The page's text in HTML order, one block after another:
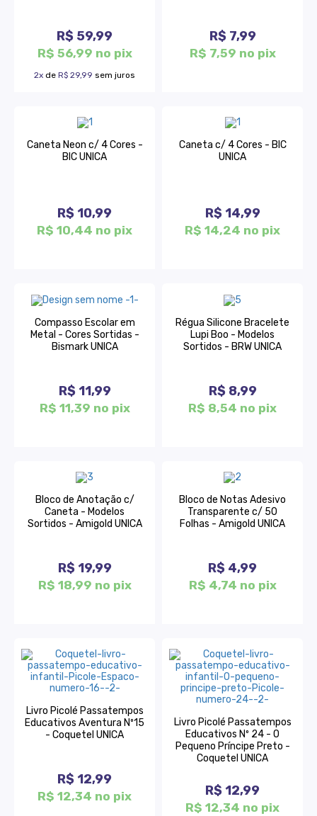
R$ 59,99
R$ 56,99 no pix
2x de R$ 29,99 sem juros
R$ 7,99
R$ 7,59 no pix
Caneta Neon c/ 4 Cores -
BIC UNICA
R$ 10,99
R$ 10,44 no pix
Caneta c/ 4 Cores - BIC
UNICA
R$ 14,99
R$ 14,24 no pix
Compasso Escolar em
Metal - Cores Sortidas -
Bismark UNICA
R$ 11,99
R$ 11,39 no pix
Régua Silicone Bracelete
Lupi Boo - Modelos
Sortidos - BRW UNICA
R$ 8,99
R$ 8,54 no pix
Bloco de Anotação c/
Caneta - Modelos
Sortidos - Amigold UNICA
R$ 19,99
R$ 18,99 no pix
Bloco de Notas Adesivo
Transparente c/ 50
Folhas - Amigold UNICA
R$ 4,99
R$ 4,74 no pix
Livro Picolé Passatempos
Educativos Aventura Nº15
- Coquetel UNICA
R$ 12,99
R$ 12,34 no pix
Livro Picolé Passatempos
Educativos Nº 24 - O
Pequeno Príncipe Preto -
Coquetel UNICA
R$ 12,99
R$ 12,34 no pix